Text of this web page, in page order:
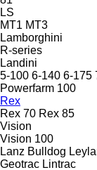
LS
MT1 MT3
Lamborghini
R-series
Landini
5-100 6-140 6-175
Powerfarm 100
Rex
Rex 70 Rex 85
Vision
Vision 100
Lanz Bulldog
Geotrac Lintrac